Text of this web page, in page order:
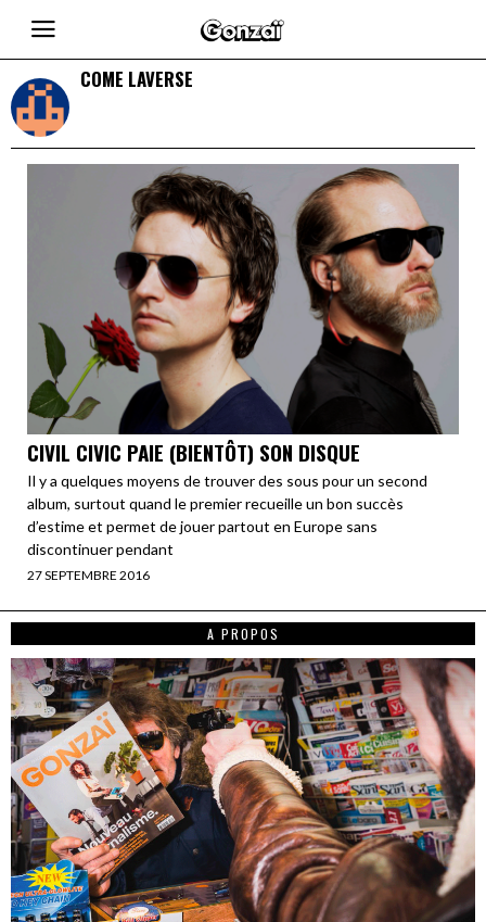
COME LAVERSE
CIVIL CIVIC PAIE (BIENTÔT) SON DISQUE
Il y a quelques moyens de trouver des sous pour un second
album, surtout quand le premier recueille un bon succès
d’estime et permet de jouer partout en Europe sans
discontinuer pendant
27 SEPTEMBRE 2016
A PROPOS